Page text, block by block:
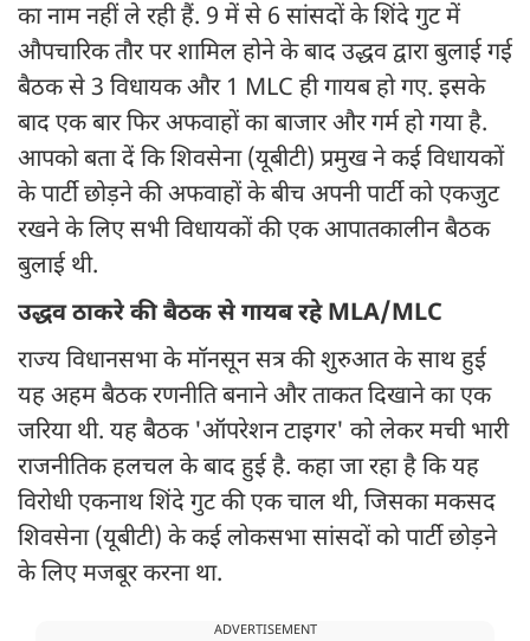
का नाम नहीं ले रही हैं. 9 में से 6 सांसदों के शिंदे गुट में
औपचारिक तौर पर शामिल होने के बाद उद्धव द्वारा बुलाई गई
बैठक से 3 विधायक और 1 MLC ही गायब हो गए. इसके
बाद एक बार फिर अफवाहों का बाजार और गर्म हो गया है.
आपको बता दें कि शिवसेना (यूबीटी) प्रमुख ने कई विधायकों
के पार्टी छोड़ने की अफवाहों के बीच अपनी पार्टी को एकजुट
रखने के लिए सभी विधायकों की एक आपातकालीन बैठक
बुलाई थी.
उद्धव ठाकरे की बैठक से गायब रहे MLA/MLC
राज्य विधानसभा के मॉनसून सत्र की शुरुआत के साथ हुई
यह अहम बैठक रणनीति बनाने और ताकत दिखाने का एक
जरिया थी. यह बैठक 'ऑपरेशन टाइगर' को लेकर मची भारी
राजनीतिक हलचल के बाद हुई है. कहा जा रहा है कि यह
विरोधी एकनाथ शिंदे गुट की एक चाल थी, जिसका मकसद
शिवसेना (यूबीटी) के कई लोकसभा सांसदों को पार्टी छोड़ने
के लिए मजबूर करना था.
ADVERTISEMENT